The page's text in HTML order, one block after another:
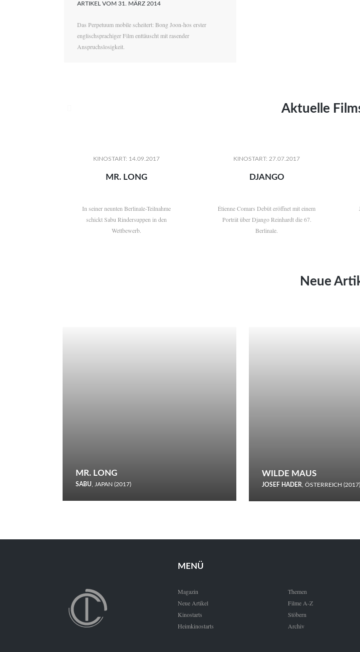
ARTIKEL VOM 31. MÄRZ 2014
Das Perpetuum mobile scheitert: Bong Joon-hos erster
englischsprachiger Film enttäuscht mit rasender
Anspruchslosigkeit.
Aktuelle
KINOSTART: 14.09.2017
MR. LONG
In seiner neunten Berlinale-Teilnahme
schickt Sabu Rindersuppen in den
Wettbewerb.
KINOSTART: 27.07.2017
DJANGO
Étienne Comars Debüt eröffnet mit einem
Porträt über Django Reinhardt die 67.
Berlinale.
Neue
MR. LONG
SABU, JAPAN (2017)
den Wettbewerb.
WILDE MAUS
JOSEF HADER, ÖSTERREICH (2017)
Schnee.
MENÜ
Magazin
Neue Artikel
Kinostarts
Heimkinostarts
Themen
Filme A-Z
Stöbern
Archiv